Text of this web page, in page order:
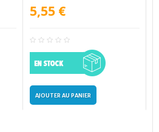
5,55 €
AJOUTER AU PANIER